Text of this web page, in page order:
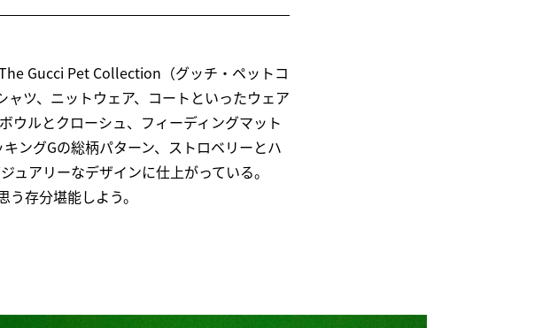
Gucci Pet Collection（グッチ・ペットコ
ツ、ニットウェア、コートといったウェア
ウルとクローシュ、フィーディングマット
ングGの総柄パターン、ストロベリーとハ
アリーなデザインに仕上がっている。
存分堪能しよう。